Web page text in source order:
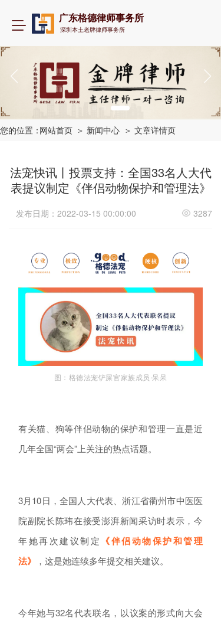
T
g
v
i
t
i
o
广东格德律师事务所
深圳本土老牌律师事务所
您的位置：网站首页 ＞ 新闻中心 ＞ 文章详情页
法宠快讯丨投票支持：全国33名人大代
表提议制定《伴侣动物保护和管理法》
发布日期：2022-03-15 00:00:00 3287
图：格德法宠铲屎官家族成员·呆呆
有关猫、狗等伴侣动物的保护和管理一直是近
几年全国“两会”上关注的热点话题。
3月10日，全国人大代表、浙江省衢州市中医医
院副院长陈玮在接受澎湃新闻采访时表示，今
年她再次建议制定 《伴侣动物保护和管理
法》
，这是她连续多年提交相关建议。
今年她与32名代表联名，以议案的形式向大会